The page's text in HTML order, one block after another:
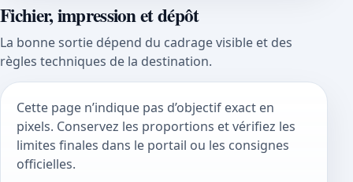
Fichier, impression et dépôt
La bonne sortie dépend du cadrage visible et des
règles techniques de la destination.
Cette page n’indique pas d’objectif exact en
pixels. Conservez les proportions et vérifiez les
limites finales dans le portail ou les consignes
officielles.